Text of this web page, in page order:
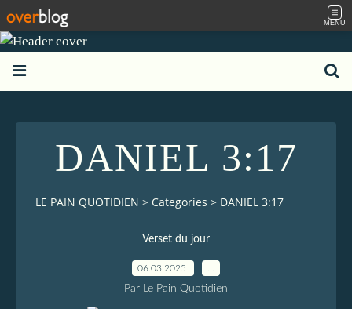
MENU
DANIEL 3:17
LE PAIN QUOTIDIEN > Categories > DANIEL 3:17
Verset du jour
06.03.2025
Par Le Pain Quotidien